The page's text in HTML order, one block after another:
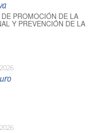
PROMOCIÓN DE LA
Y PREVENCIÓN DE LA